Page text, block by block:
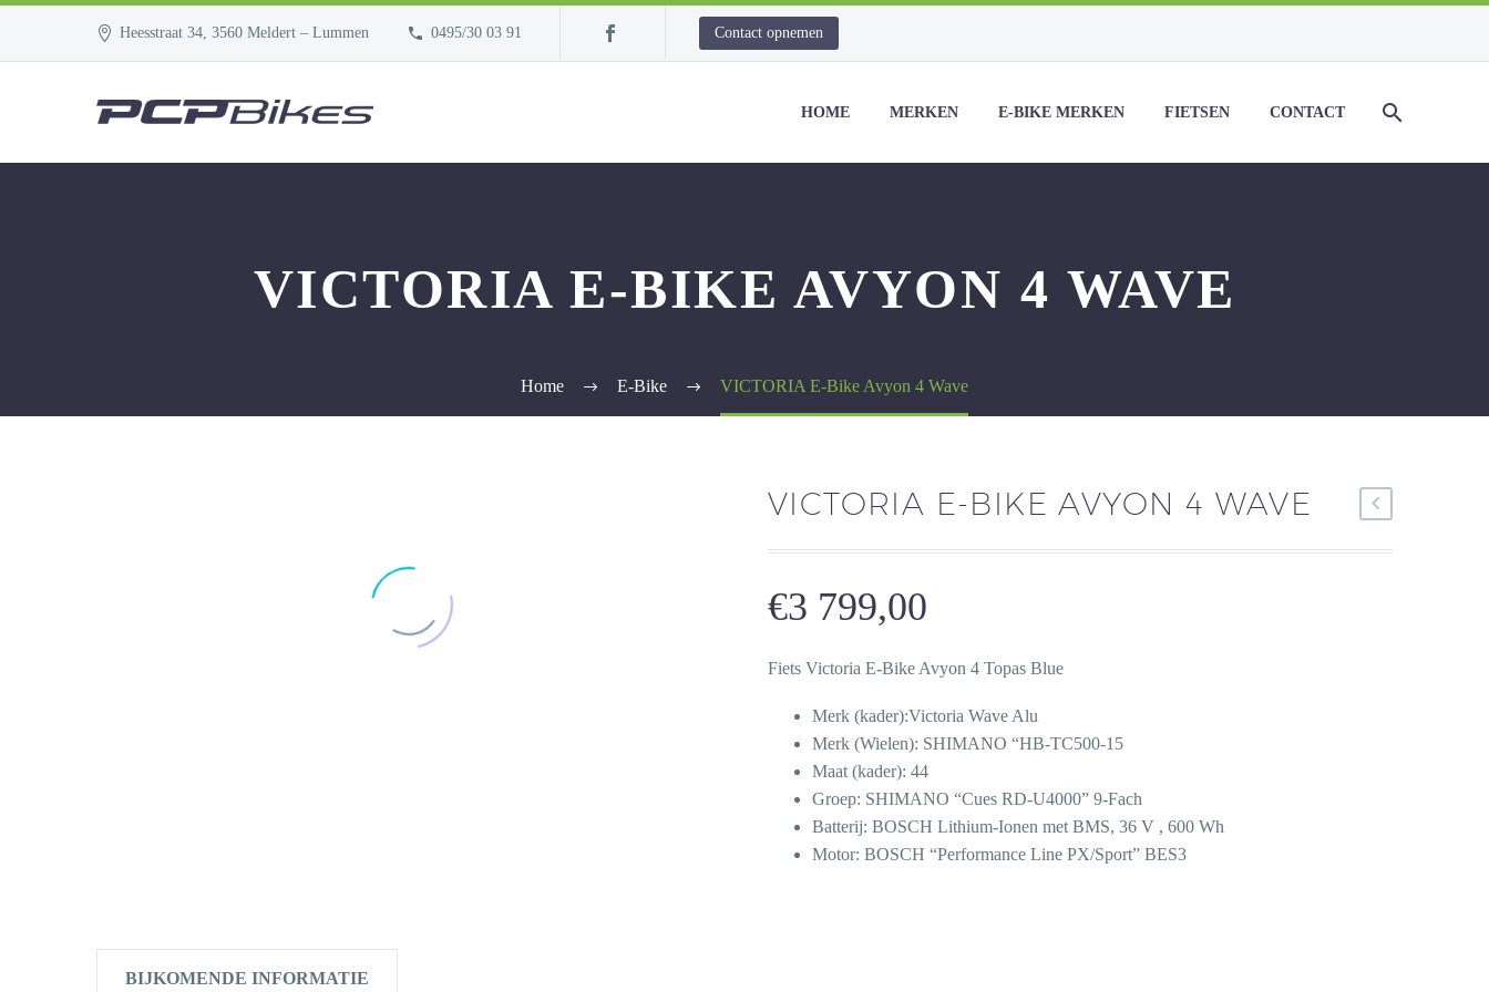
Heesstraat 34, 3560 Meldert – Lummen 0495/30 03 91 Contact opnemen
HOME MERKEN E-BIKE MERKEN FIETSEN CONTACT
VICTORIA E-BIKE AVYON 4 WAVE
Home E-Bike VICTORIA E-Bike Avyon 4 Wave
VICTORIA E-BIKE AVYON 4 WAVE
€3 799,00
Fiets Victoria E-Bike Avyon 4 Topas Blue
Merk (kader):Victoria Wave Alu
Merk (Wielen): SHIMANO “HB-TC500-15
Maat (kader): 44
Groep: SHIMANO “Cues RD-U4000” 9-Fach
Batterij: BOSCH Lithium-Ionen met BMS, 36 V , 600 Wh
Motor: BOSCH “Performance Line PX/Sport” BES3
BIJKOMENDE INFORMATIE